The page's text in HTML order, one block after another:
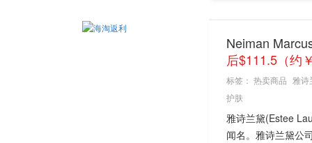
Neiman
后$111.5（约
标签： 热卖商品 雅诗
护肤
雅诗兰黛(Estee
闻名。雅诗兰黛公